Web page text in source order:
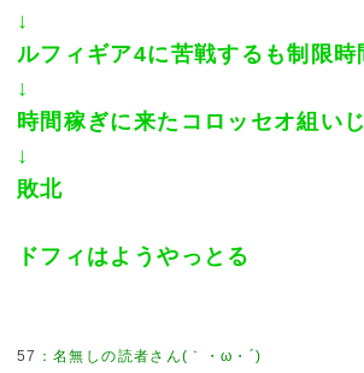
↓
ルフィギア4に苦戦するも制限時
↓
時間稼ぎに来たコロッセオ組い
↓
敗北
ドフィはようやっとる
57